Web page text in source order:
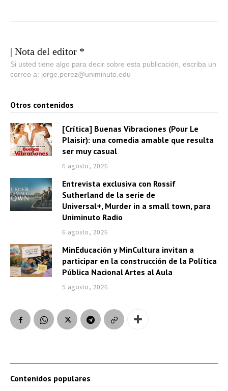
| Nota del editor *
Si usted tiene algo para decir sobre esta publicación, escriba un
correo a: jorge.perez@uniminuto.edu
Otros contenidos
[Crítica] Buenas Vibraciones (Pour Le
Plaisir): una comedia amable que resulta
ser muy casual
6 agosto, 2026
Entrevista exclusiva con Rossif
Sutherland de la serie de
Universal+, Murder in a small town, para
Uniminuto Radio
6 agosto, 2026
MinEducación y MinCultura invitan a
participar en la construcción de la Política
Pública Nacional Artes al Aula
5 agosto, 2026
Contenidos populares